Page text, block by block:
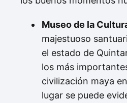
Museo de la
majestuoso
el estado de
los más
civilización maya
lugar se puede